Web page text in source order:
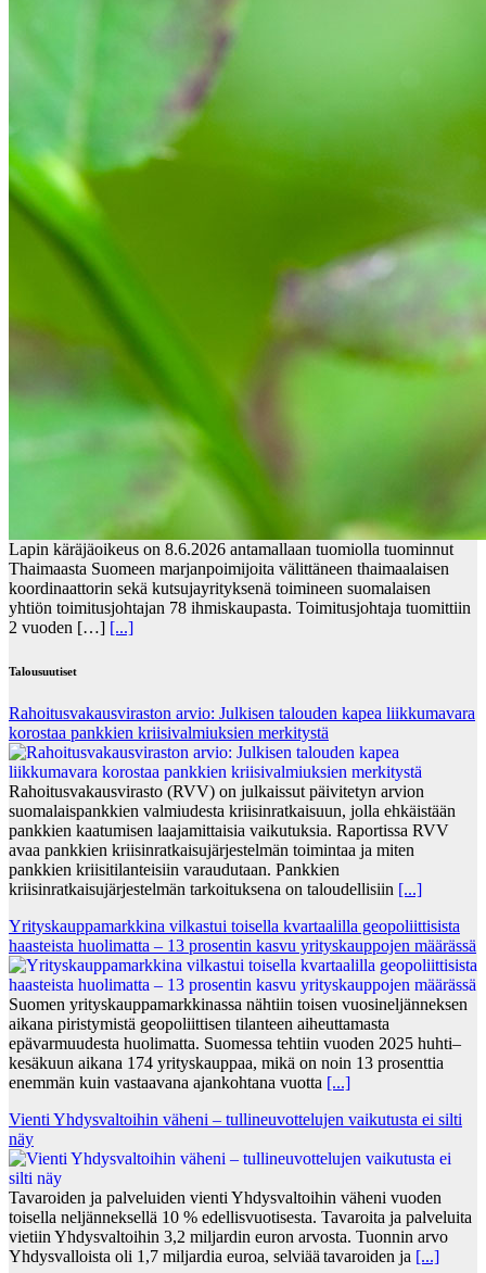
Lapin käräjäoikeus on 8.6.2026 antamallaan tuomiolla tuominnut
Thaimaasta Suomeen marjanpoimijoita välittäneen thaimaalaisen
koordinaattorin sekä kutsujayrityksenä toimineen suomalaisen
yhtiön toimitusjohtajan 78 ihmiskaupasta. Toimitusjohtaja tuomittiin
2 vuoden […] [...]
Talousuutiset
Rahoitusvakausviraston arvio: Julkisen talouden kapea liikkumavara
korostaa pankkien kriisivalmiuksien merkitystä
Rahoitusvakausvirasto (RVV) on julkaissut päivitetyn arvion
suomalaispankkien valmiudesta kriisinratkaisuun, jolla ehkäistään
pankkien kaatumisen laajamittaisia vaikutuksia. Raportissa RVV
avaa pankkien kriisinratkaisujärjestelmän toimintaa ja miten
pankkien kriisitilanteisiin varaudutaan. Pankkien
kriisinratkaisujärjestelmän tarkoituksena on taloudellisiin [...]
Yrityskauppamarkkina vilkastui toisella kvartaalilla geopoliittisista
haasteista huolimatta – 13 prosentin kasvu yrityskauppojen määrässä
Suomen yrityskauppamarkkinassa nähtiin toisen vuosineljänneksen
aikana piristymistä geopoliittisen tilanteen aiheuttamasta
epävarmuudesta huolimatta. Suomessa tehtiin vuoden 2025 huhti–
kesäkuun aikana 174 yrityskauppaa, mikä on noin 13 prosenttia
enemmän kuin vastaavana ajankohtana vuotta [...]
Vienti Yhdysvaltoihin väheni – tullineuvottelujen vaikutusta ei silti
näy
Tavaroiden ja palveluiden vienti Yhdysvaltoihin väheni vuoden
toisella neljänneksellä 10 % edellisvuotisesta. Tavaroita ja palveluita
vietiin Yhdysvaltoihin 3,2 miljardin euron arvosta. Tuonnin arvo
Yhdysvalloista oli 1,7 miljardia euroa, selviää tavaroiden ja [...]